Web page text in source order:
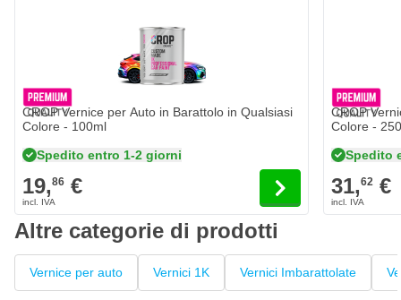
CROP Vernice per Auto in Barattolo in Qualsiasi
Colore - 100ml
Spedito entro 1-2 giorni
19,86 €
CROP
Colore -
Spedito
31,62 €
Altre categorie di prodotti
Vernice per auto Vernici 1K Vernici Imbarattolate